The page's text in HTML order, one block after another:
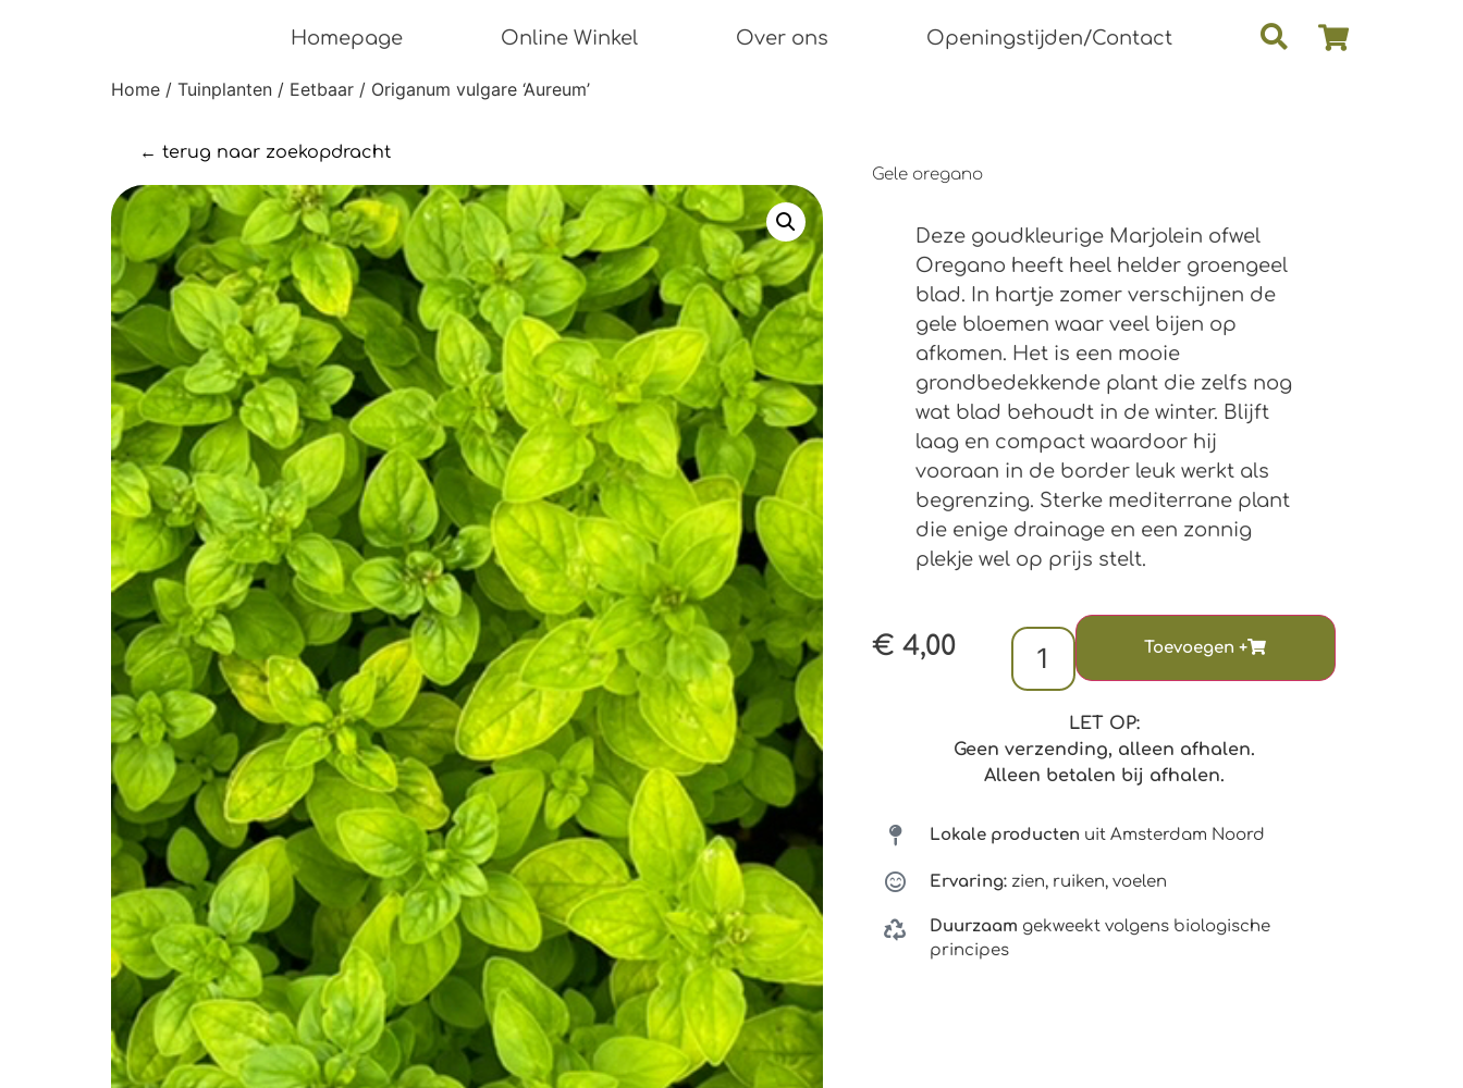
Homepage Online Winkel Over ons Openingstijden/Contact
Home / Tuinplanten / Eetbaar / Origanum vulgare ‘Aureum’
← terug naar zoekopdracht
Gele oregano
Deze goudkleurige Marjolein ofwel
Oregano heeft heel helder groengeel
blad. In hartje zomer verschijnen de
gele bloemen waar veel bijen op
afkomen. Het is een mooie
grondbedekkende plant die zelfs nog
wat blad behoudt in de winter. Blijft
laag en compact waardoor hij
vooraan in de border leuk werkt als
begrenzing. Sterke mediterrane plant
die enige drainage en een zonnig
plekje wel op prijs stelt.
€ 4,00
LET OP:
Geen verzending, alleen afhalen.
Alleen betalen bij afhalen.
Lokale producten uit Amsterdam Noord
Ervaring: zien, ruiken, voelen
Duurzaam gekweekt volgens biologische
principes